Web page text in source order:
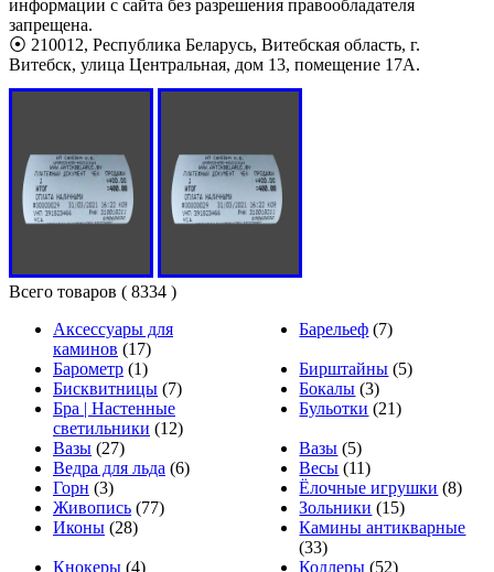
информации с сайта без разрешения правообладателя
запрещена.
⦿ 210012, Республика Беларусь, Витебская область, г.
Витебск, улица Центральная, дом 13, помещение 17А.
Всего товаров ( 8334 )
Аксессуары для
каминов (17)
Барельеф (7)
Барометр (1) Бирштайны (5)
Бисквитницы (7) Бокалы (3)
Бра | Настенные
светильники (12)
Бульотки (21)
Вазы (27) Вазы (5)
Ведра для льда (6) Весы (11)
Горн (3) Ёлочные игрушки (8)
Живопись (77) Зольники (15)
Иконы (28)
Камины антикварные
(33)
Кнокеры (4) Кодлеры (52)